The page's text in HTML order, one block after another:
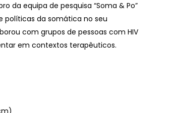
da equipa de pesquisa “Soma & Po”
políticas da somática no seu
com grupos de pessoas com HIV
em contextos terapêuticos.